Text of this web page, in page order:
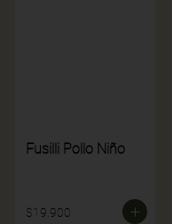
Fusilli Pollo Niño
$19.900